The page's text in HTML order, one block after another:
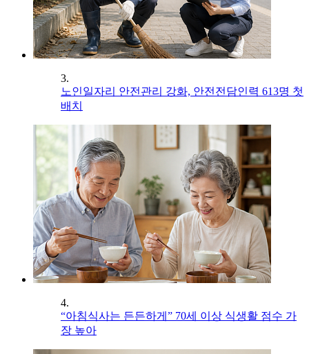
3.
노인일자리 안전관리 강화, 안전전담인력 613명 첫
배치
4.
“아침식사는 든든하게” 70세 이상 식생활 점수 가
장 높아